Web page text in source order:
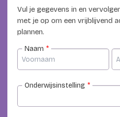
Vul je gegevens in en
met je op om een vrijblijvend
plannen.
Naam *
Onderwijsinstelling *